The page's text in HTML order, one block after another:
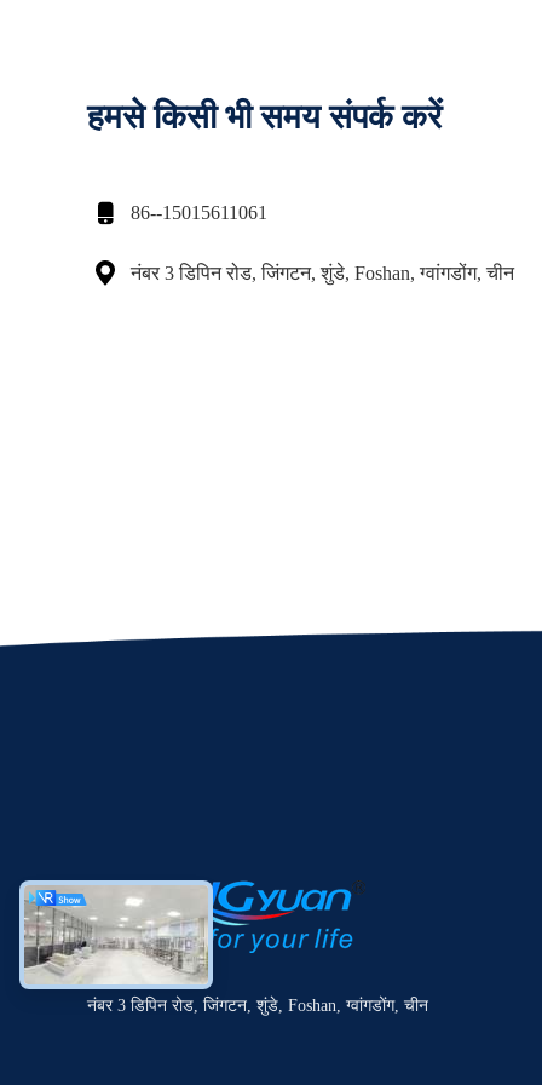
हमसे किसी भी समय संपर्क करें
 86--15015611061
 नंबर 3 डिपिन रोड, जिंगटन, शुंडे, Foshan, ग्वांगडोंग, चीन
नंबर 3 डिपिन रोड, जिंगटन, शुंडे, Foshan, ग्वांगडोंग, चीन